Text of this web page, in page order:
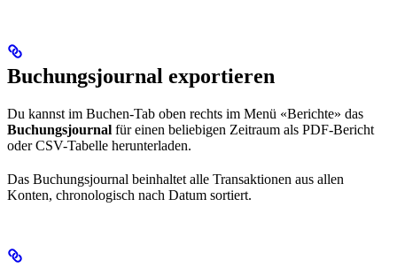
Buchungsjournal exportieren
Du kannst im Buchen-Tab oben rechts im Menü «Berichte» das
Buchungsjournal für einen beliebigen Zeitraum als PDF-Bericht
oder CSV-Tabelle herunterladen.
Das Buchungsjournal beinhaltet alle Transaktionen aus allen
Konten, chronologisch nach Datum sortiert.